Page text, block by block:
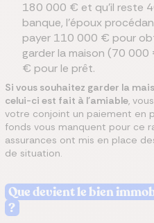
180 000 € et qu'il reste
banque, l'époux
payer 110 000 € pour
garder la maison (70
€ pour le prêt.
Si vous souhaitez garder la
celui-ci est fait à l'amiable,
votre conjoint un paiement en
fonds vous manquent pour ce
assurances ont mis en place
de situation.
Que devient le bien
?